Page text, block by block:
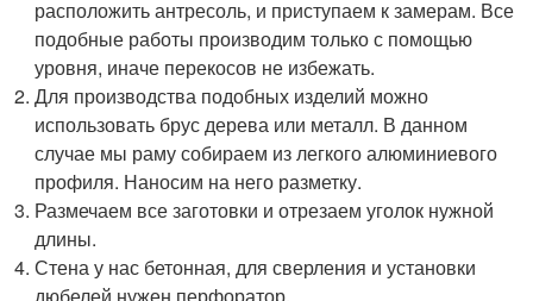
расположить антресоль, и приступаем к замерам. Все
подобные работы производим только с помощью
уровня, иначе перекосов не избежать.
Для производства подобных изделий можно
использовать брус дерева или металл. В данном
случае мы раму собираем из легкого алюминиевого
профиля. Наносим на него разметку.
Размечаем все заготовки и отрезаем уголок нужной
длины.
Стена у нас бетонная, для сверления и установки